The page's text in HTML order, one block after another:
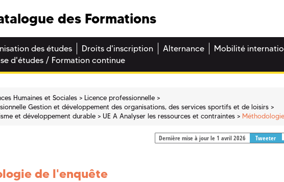
des Formations
des études Droits d'inscription Alternance Mobilité
d'études / Formation continue
Humaines et Sociales
Licence professionnelle
Gestion et développement des organisations, des services sportifs et de loisirs
et développement durable
UE A Analyser les ressources et contraintes
Dernière mise à jour le 1 avril 2026 Tweeter
de l'enquête